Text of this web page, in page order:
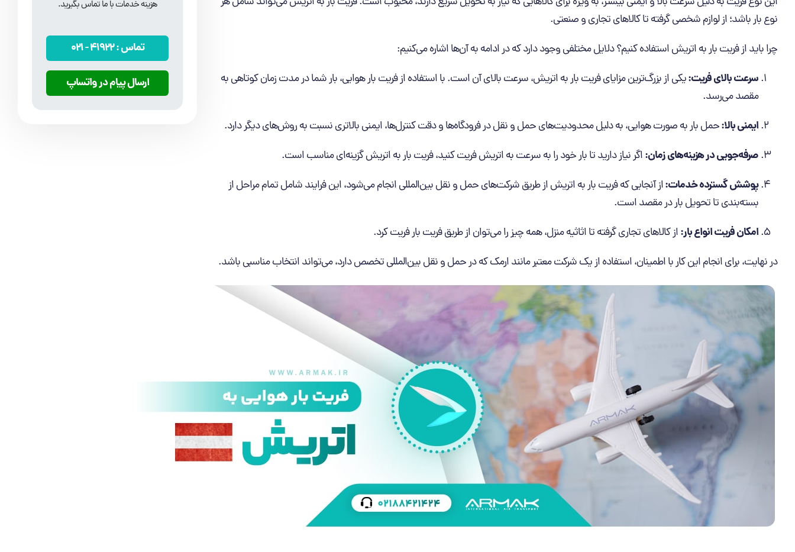
نوع بار باشد؛ از لوازم شخصی گرفته تا کالاهای تجاری و صنعتی.
چرا باید از فریت بار به اتریش استفاده کنیم؟ دلایل مختلفی وجود دارد که در ادامه به آن‌ها اشاره می‌کنیم:
سرعت بالای فریت:یکی از بزرگ‌ترین مزایای فریت بار به اتریش، سرعت بالای آن است. با استفاده از فریت بار هوایی، بار شما در مدت زمان کوتاهی به
مقصد می‌رسد.
ایمنی بالا:حمل بار به صورت هوایی، به دلیل محدودیت‌های حمل و نقل در فرودگاه‌ها و دقت کنترل‌ها، ایمنی بالاتری نسبت به روش‌های دیگر دارد.
صرفه‌جویی در هزینه‌های زمان:اگر نیاز دارید تا بار خود را به سرعت به اتریش فریت کنید، فریت بار به اتریش گزینه‌ای مناسب است.
پوشش گسترده خدمات:از آنجایی که فریت بار به اتریش از طریق شرکت‌های حمل و نقل بین‌المللی انجام می‌شود، این فرایند شامل تمام مراحل از
بسته‌بندی تا تحویل بار در مقصد است.
امکان فریت انواع بار:از کالاهای تجاری گرفته تا اثاثیه منزل، همه چیز را می‌توان از طریق فریت بار فریت کرد.
در نهایت، برای انجام این کار با اطمینان، استفاده از یک شرکت معتبر مانند ارمک که در حمل و نقل بین‌المللی تخصص دارد، می‌تواند انتخاب مناسبی باشد.
هزینه خدمات با ما تماس بگیرید.
تماس :41922
- 021
ارسال پیام در واتساپ